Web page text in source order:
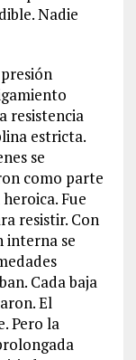
Nadie
resistencia
estricta.
se
como parte
Fue
resistir. Con
interna se
Cada baja
El
Pero la